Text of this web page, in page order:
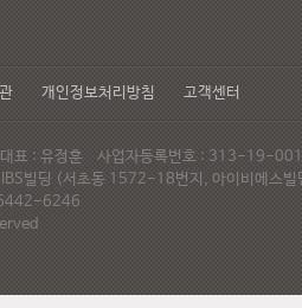
개인정보처리방침 고객센터
대표 : 유정훈 사업자등록번호 : 313-19-
빌딩 (서초동 1572-18번지, 아이비에스
6246